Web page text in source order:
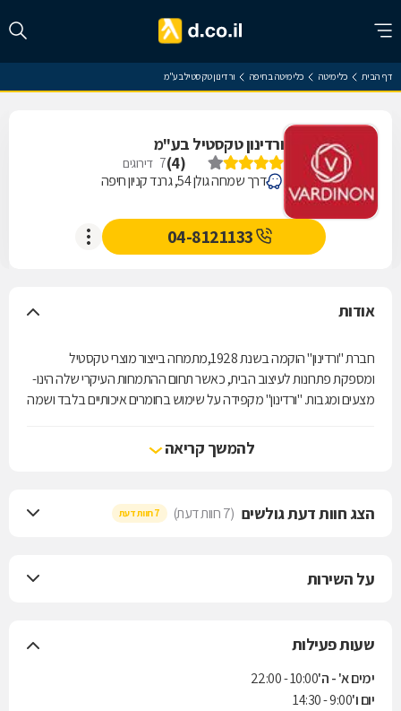
דף הבית כלי מיטה כלי מיטה בחיפה ורדינון טקסטיל בע"מ
ורדינון טקסטיל בע"מ
(
4
)
7 דירוגים
דרך שמחה גולן 54, גרנד קניון חיפה
04-8121133
אודות
חברת "ורדינון" הוקמה בשנת 1928,מתמחה בייצור מוצרי טקסטיל
ומספקת פתרונות לעיצוב הבית, כאשר תחום ההתמחות העיקרי שלה הינו-
מצעים ומגבות. "ורדינון" מקפידה על שימוש בחומרים איכותיים בלבד ושמה
שינה, כיסויי מיטה, שמיכות וטקסטיל למטבח, וכלה במוצרי נוי לבית,
כדוגמת וילונות, כריות נוי, מפות שולחן, נרות, מוצרי ספא
להמשך קריאה
הצג חוות דעת גולשים (7 חוות דעת) 7 חוות דעת
על השירות
שעות פעילות
ימים א' - ה'10:00 - 22:00
יום ו'9:00 - 14:30